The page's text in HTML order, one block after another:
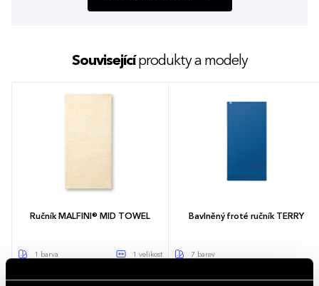
Souvisejícíprodukty a modely
Ručník MALFINI® MID TOWEL
1 barva 1 velikost
154,66 - 188,17 Kč
Bavlněný froté ručník TERRY
7 barev
89,59 - 124,45 Kč